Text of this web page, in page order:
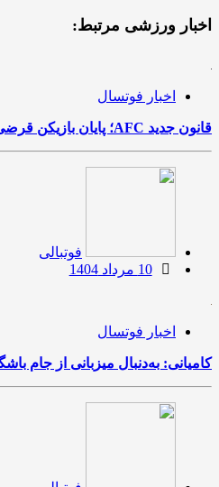
اخبار ورزشی مرتبط:
اخبار فوتسال
قانون جدید AFC؛ پایان بازیکن قرضی در جام باشگاه‌های فوتسال آسیا
فوتبالی
10 مرداد 1404
اخبار فوتسال
کامیانی: به‌دنبال میزبانی از جام